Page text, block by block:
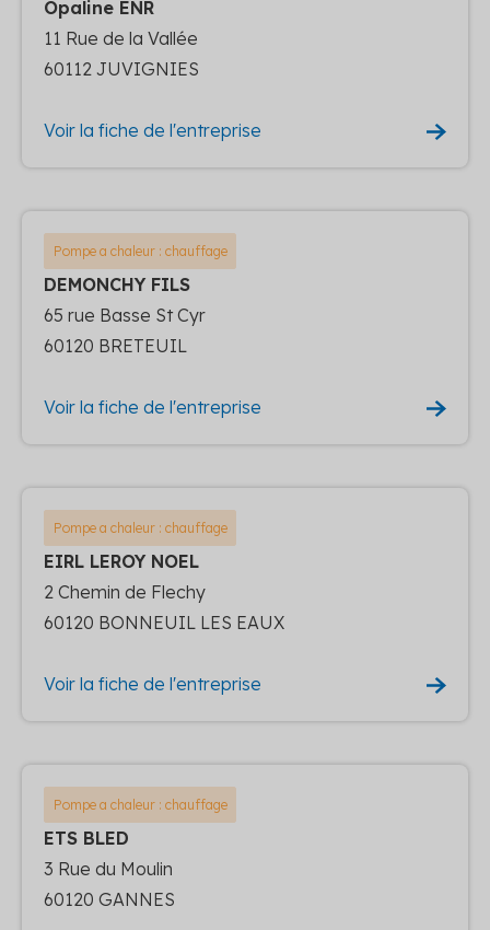
Opaline ENR
11 Rue de la Vallée
60112 JUVIGNIES
Voir la fiche de l'entreprise
Pompe a chaleur : chauffage
DEMONCHY FILS
65 rue Basse St Cyr
60120 BRETEUIL
Voir la fiche de l'entreprise
Pompe a chaleur : chauffage
EIRL LEROY NOEL
2 Chemin de Flechy
60120 BONNEUIL LES EAUX
Voir la fiche de l'entreprise
Pompe a chaleur : chauffage
ETS BLED
3 Rue du Moulin
60120 GANNES